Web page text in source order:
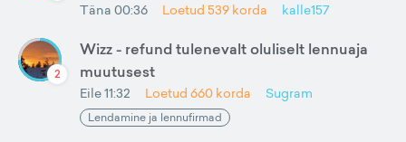
Täna 00:36 Loetud 539 korda kalle157
2
Wizz - refund tulenevalt oluliselt lennuaja
muutusest
Eile 11:32 Loetud 660 korda Sugram
Lendamine ja lennufirmad